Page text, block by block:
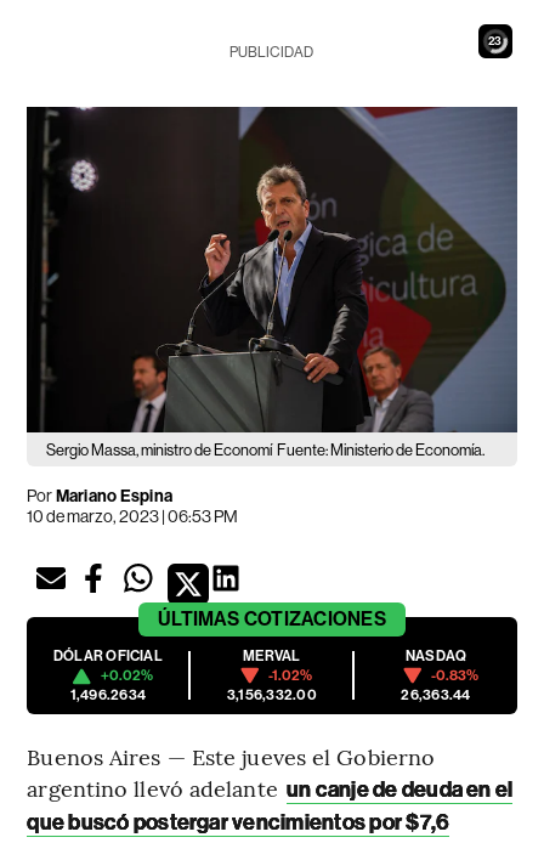
21
PUBLICIDAD
Sergio Massa, ministro de Economí Fuente: Ministerio de Economía.
PorMariano Espina
10 de marzo, 2023 | 06:53 PM
ÚLTIMAS COTIZACIONES
DÓLAR OFICIAL
+0.02%
1,496.2634
MERVAL
-1.02%
3,156,332.00
NASDAQ
-0.83%
26,363.44
Buenos Aires — Este jueves el Gobierno
argentino llevó adelante un canje de deuda en el
que buscó postergar vencimientos por $7,6